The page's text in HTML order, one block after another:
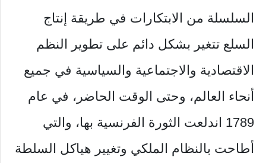
السلسلة من الابتكارات في طريقة إنتاج
السلع تتغير بشكل دائم على تطوير النظم
الاقتصادية والاجتماعية والسياسية في جميع
أنحاء العالم، وحتى الوقت الحاضر، في عام
1789 اندلعت الثورة الفرنسية بها، والتي
أطاحت بالنظام الملكي وتغيير هياكل السلطة